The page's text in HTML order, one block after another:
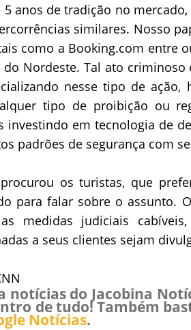
5 anos de tradição no
similares. Nosso
como a Booking.com entre
do Nordeste. Tal ato
nesse tipo de
tipo de proibição ou
investindo em tecnologia de
padrões de segurança com
os turistas, que
para falar sobre o assunto.
medidas judiciais
a seus clientes sejam
notícias do Jacobina
de tudo! Também
Notícias.